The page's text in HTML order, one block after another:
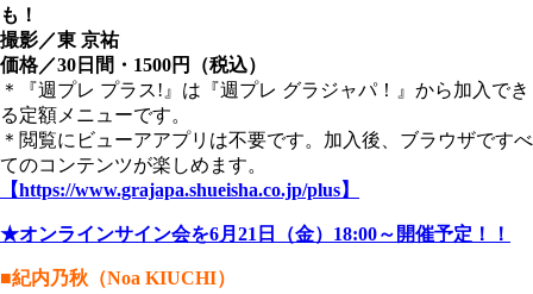
も！
撮影／東 京祐
価格／30日間・1500円（税込）
＊『週プレ プラス!』は『週プレ グラジャパ！』から加入でき
る定額メニューです。
＊閲覧にビューアアプリは不要です。加入後、ブラウザですべ
てのコンテンツが楽しめます。
【https://www.grajapa.shueisha.co.jp/plus】
★オンラインサイン会を6月21日（金）18:00～開催予定！！
■紀内乃秋（Noa KIUCHI）